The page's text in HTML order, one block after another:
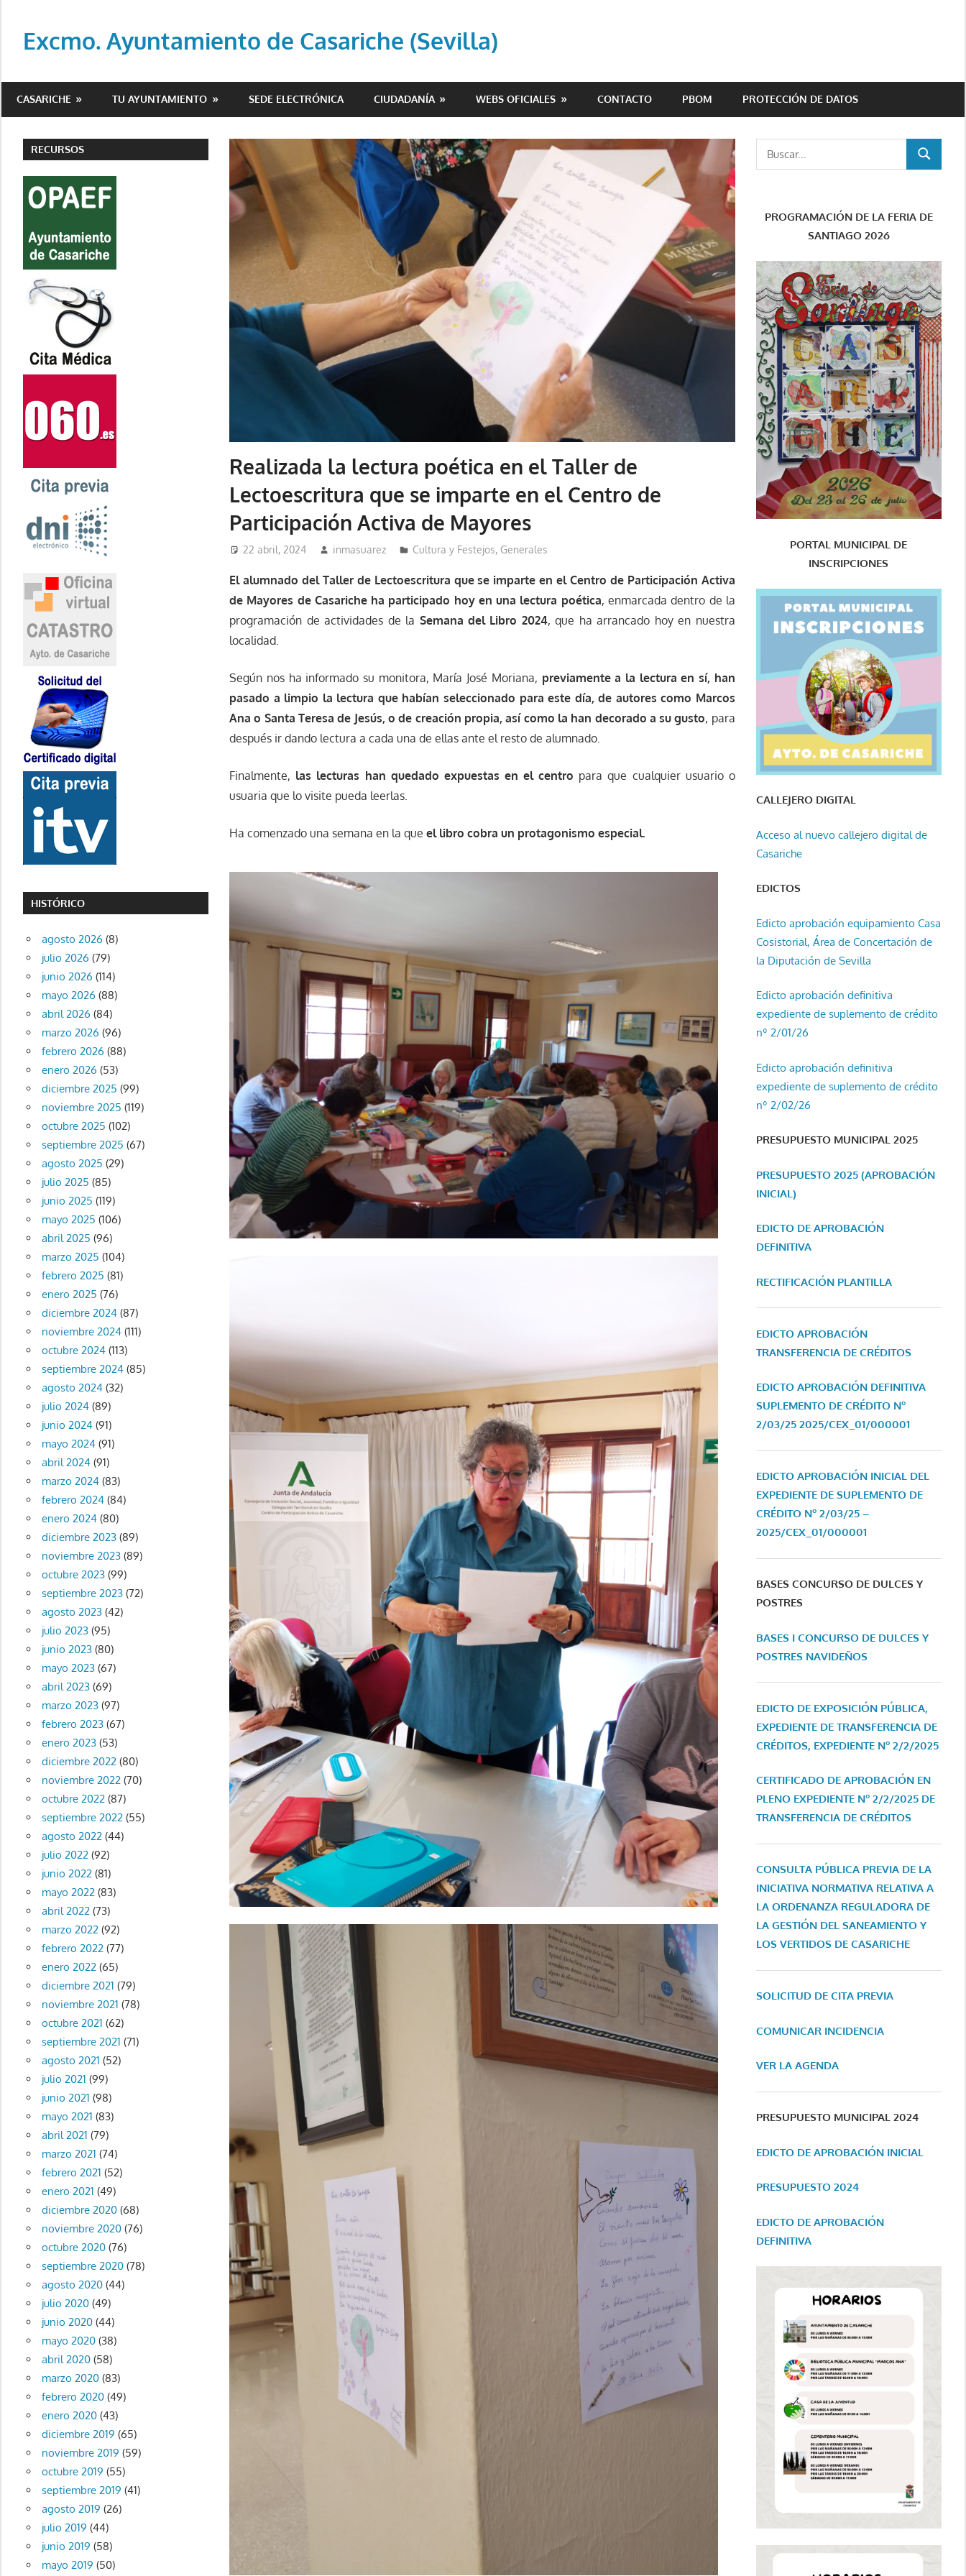
contenido
Excmo. Ayuntamiento de Casariche (Sevilla)
del
de
Casariche
CASARICHE TU AYUNTAMIENTO SEDE ELECTRÓNICA CIUDADANÍA WEBS OFICIALES CONTACTO PBOM PROTECCIÓN DE DATOS
Realizada la lectura poética en el Taller de
Lectoescritura que se imparte en el Centro de
Participación Activa de Mayores
22 abril, 2024 inmasuarez Cultura y Festejos, Generales
El alumnado del Taller de Lectoescritura que se imparte en el Centro de Participación Activa
de Mayores de Casariche ha participado hoy en una lectura poética, enmarcada dentro de la
programación de actividades de la Semana del Libro 2024, que ha arrancado hoy en nuestra
localidad.
Según nos ha informado su monitora, María José Moriana, previamente a la lectura en sí, han
pasado a limpio la lectura que habían seleccionado para este día, de autores como Marcos
Ana o Santa Teresa de Jesús, o de creación propia, así como la han decorado a su gusto, para
después ir dando lectura a cada una de ellas ante el resto de alumnado.
Finalmente, las lecturas han quedado expuestas en el centro para que cualquier usuario o
usuaria que lo visite pueda leerlas.
Ha comenzado una semana en la queel libro cobra un protagonismo especial.
RECURSOS
HISTÓRICO
agosto 2026 (8)
julio 2026 (79)
junio 2026 (114)
mayo 2026 (88)
abril 2026 (84)
marzo 2026 (96)
febrero 2026 (88)
enero 2026 (53)
diciembre 2025 (99)
noviembre 2025 (119)
octubre 2025 (102)
septiembre 2025 (67)
agosto 2025 (29)
julio 2025 (85)
junio 2025 (119)
mayo 2025 (106)
abril 2025 (96)
marzo 2025 (104)
febrero 2025 (81)
enero 2025 (76)
diciembre 2024(87)
noviembre 2024(111)
octubre 2024(113)
septiembre 2024(85)
agosto 2024(32)
julio 2024(89)
junio 2024(91)
mayo 2024(91)
abril 2024(91)
marzo 2024(83)
febrero 2024(84)
enero 2024(80)
diciembre 2023(89)
noviembre 2023(89)
octubre 2023(99)
septiembre 2023(72)
agosto 2023(42)
julio 2023(95)
junio 2023(80)
mayo 2023(67)
abril 2023(69)
marzo 2023(97)
febrero 2023(67)
enero 2023(53)
diciembre 2022(80)
noviembre 2022(70)
octubre 2022(87)
septiembre 2022(55)
agosto 2022(44)
julio 2022(92)
junio 2022(81)
mayo 2022(83)
abril 2022(73)
marzo 2022(92)
febrero 2022(77)
enero 2022(65)
diciembre 2021 (79)
noviembre 2021 (78)
octubre 2021 (62)
septiembre 2021 (71)
agosto 2021 (52)
julio 2021 (99)
junio 2021 (98)
mayo 2021 (83)
abril 2021 (79)
marzo 2021 (74)
febrero 2021 (52)
enero 2021 (49)
diciembre 2020(68)
noviembre 2020(76)
octubre 2020(76)
septiembre 2020(78)
agosto 2020(44)
julio 2020(49)
junio 2020(44)
mayo 2020(38)
abril 2020(58)
marzo 2020(83)
febrero 2020(49)
enero 2020(43)
diciembre 2019 (65)
noviembre 2019 (59)
octubre 2019 (55)
septiembre 2019 (41)
agosto 2019 (26)
julio 2019 (44)
junio 2019 (58)
mayo 2019 (50)
BUSCAR
PROGRAMACIÓN DE LA FERIA DE
SANTIAGO 2026
PORTAL MUNICIPAL DE
INSCRIPCIONES
CALLEJERO DIGITAL
Acceso al nuevo callejero digital de
Casariche
EDICTOS
Edicto aprobación equipamiento Casa
Cosistorial, Área de Concertación de
la Diputación de Sevilla
Edicto aprobación definitiva
expediente de suplemento de crédito
nº 2/01/26
Edicto aprobación definitiva
expediente de suplemento de crédito
nº 2/02/26
PRESUPUESTO MUNICIPAL 2025
PRESUPUESTO 2025 (APROBACIÓN
INICIAL)
EDICTO DE APROBACIÓN
DEFINITIVA
RECTIFICACIÓN PLANTILLA
EDICTO APROBACIÓN
TRANSFERENCIA DE CRÉDITOS
EDICTO APROBACIÓN DEFINITIVA
SUPLEMENTO DE CRÉDITO Nº
2/03/25 2025/CEX_01/000001
EDICTO APROBACIÓN INICIAL DEL
EXPEDIENTE DE SUPLEMENTO DE
CRÉDITO Nº 2/03/25 –
2025/CEX_01/000001
BASES CONCURSO DE DULCES Y
POSTRES
BASES I CONCURSO DE DULCES Y
POSTRES NAVIDEÑOS
EDICTO DE EXPOSICIÓN PÚBLICA,
EXPEDIENTE DE TRANSFERENCIA DE
CRÉDITOS, EXPEDIENTE Nº 2/2/2025
CERTIFICADO DE APROBACIÓN EN
PLENO EXPEDIENTE Nº 2/2/2025 DE
TRANSFERENCIA DE CRÉDITOS
CONSULTA PÚBLICA PREVIA DE LA
INICIATIVA NORMATIVA RELATIVA A
LA ORDENANZA REGULADORA DE
LA GESTIÓN DEL SANEAMIENTO Y
LOS VERTIDOS DE CASARICHE
SOLICITUD DE CITA PREVIA
COMUNICAR INCIDENCIA
VER LA AGENDA
PRESUPUESTO MUNICIPAL 2024
EDICTO DE APROBACIÓN INICIAL
PRESUPUESTO 2024
EDICTO DE APROBACIÓN
DEFINITIVA